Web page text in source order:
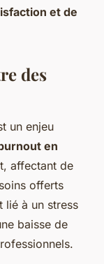
et de
des
un enjeu
en
affectant de
offerts
lié à un stress
baisse de